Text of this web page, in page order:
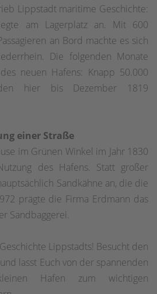
Lippstadt maritime Geschichte:
am Lagerplatz an. Mit 600
an Bord machte es sich
Die folgenden Monate
neuen Hafens: Knapp 50.000
hier bis Dezember 1819
einer Straße
im Grünen Winkel im Jahr 1830
des Hafens. Statt großer
Sandkähne an, die die
prägte die Firma Erdmann das
Sandbaggerei.
Lippstadts! Besucht den
lasst Euch von der spannenden
Hafen zum wichtigen